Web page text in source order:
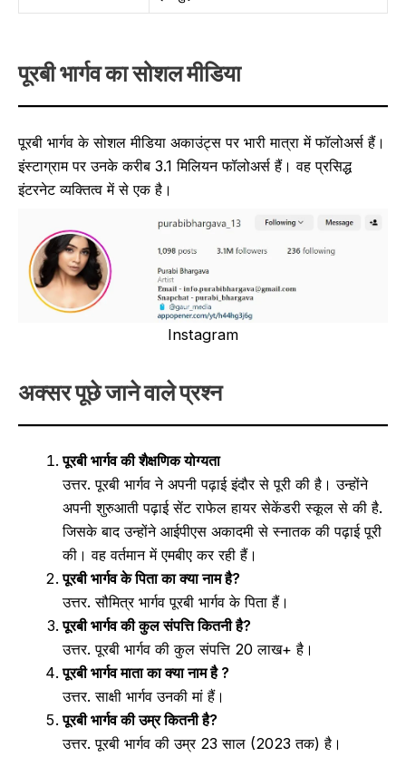
पूरबी भार्गव का सोशल मीडिया
पूरबी भार्गव के सोशल मीडिया अकाउंट्स पर भारी मात्रा में फॉलोअर्स हैं।
इंस्टाग्राम पर उनके करीब 3.1 मिलियन फॉलोअर्स हैं। वह प्रसिद्ध
इंटरनेट व्यक्तित्व में से एक है।
Instagram
अक्सर पूछे जाने वाले प्रश्न
पूरबीभार्गव की शैक्षणिक योग्यता
उत्तर. पूरबी भार्गव ने अपनी पढ़ाई इंदौर से पूरी की है। उन्होंने
अपनी शुरुआती पढ़ाई सेंट राफेल हायर सेकेंडरी स्कूल से की है.
जिसके बाद उन्होंने आईपीएस अकादमी से स्नातक की पढ़ाई पूरी
की। वह वर्तमान में एमबीए कर रही हैं।
पूरबी भार्गव के पिता का क्या नाम है?
उत्तर. सौमित्र भार्गव पूरबी भार्गव के पिता हैं।
पूरबी भार्गव की कुल संपत्ति कितनी है?
उत्तर. पूरबी भार्गव की कुल संपत्ति 20 लाख+ है।
पूरबी भार्गव माता का क्या नाम है ?
उत्तर. साक्षी भार्गव उनकी मां हैं।
पूरबी भार्गव की उम्र कितनी है?
उत्तर. पूरबी भार्गव की उम्र 23 साल (2023 तक) है।